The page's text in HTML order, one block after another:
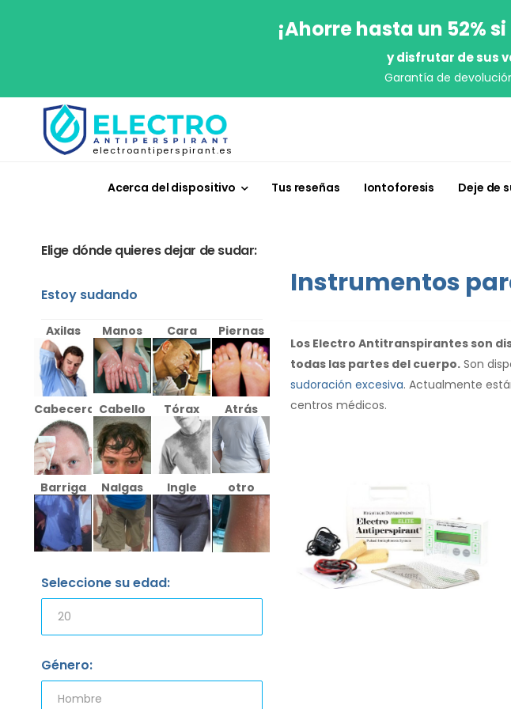
¡Ahorre hasta un 52%
y disfrutar de sus
Garantía de
electroantiperspirant.es
Acerca del dispositivo Tus reseñas Iontoforesis Deje de
Elige dónde quieres dejar de sudar:
Estoy sudando
Axilas Manos Cara Piernas
Cabecera Cabello Tórax Atrás
Barriga Nalgas Ingle otro
Seleccione su edad:
Género:
Instrumentos
Los Electro Antitranspirantes son
todas las partes del cuerpo. Son
sudoración excesiva. Actualmente
centros médicos.